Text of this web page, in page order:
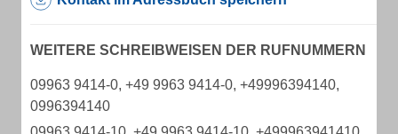
WEITERE SCHREIBWEISEN DER RUFNUMMERN
09963 9414-0, +49 9963 9414-0, +49996394140,
0996394140